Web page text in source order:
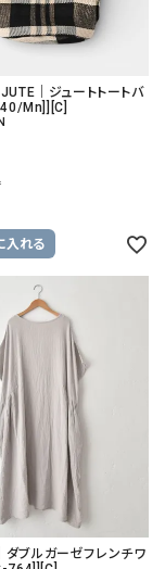
｜ジュートトートバ
Mn]][C]
入れる
ブルガーゼフレンチワ